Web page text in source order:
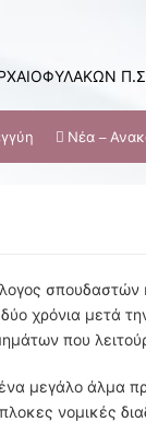
Νέα –
σπουδαστών
χρόνια μετά
που
μεγάλο άλμα
νομικές